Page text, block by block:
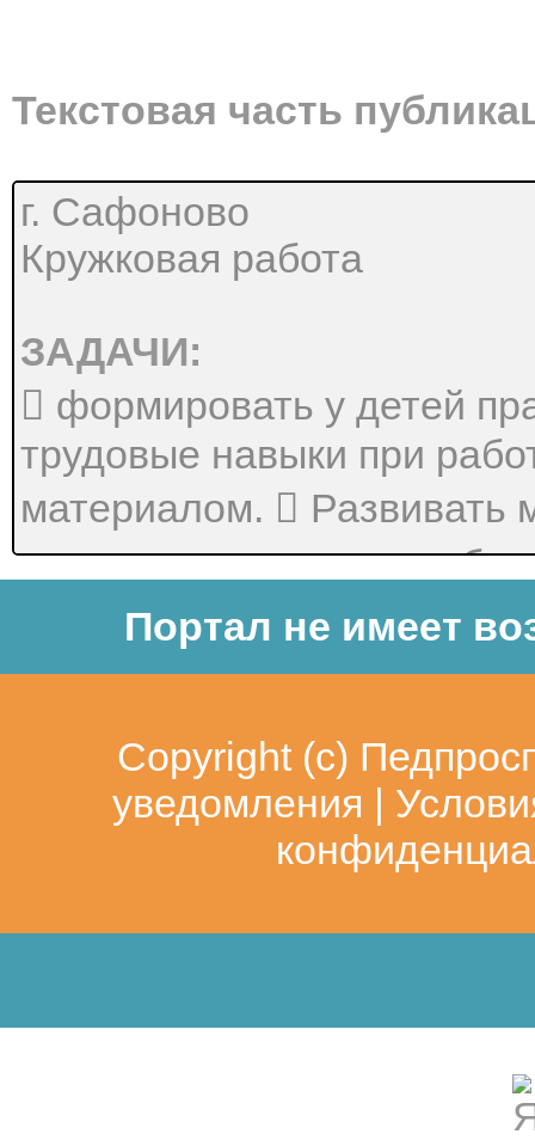
Текстовая часть
г. Сафоново
Кружковая работа
ЗАДАЧИ:
 формировать у детей
трудовые навыки при
материалом.  Развивать
сенсорные навыки,
Воспитывать
 Брыкина Е.К .
различными
Портал не имеет
Copyright (c)
уведомления |